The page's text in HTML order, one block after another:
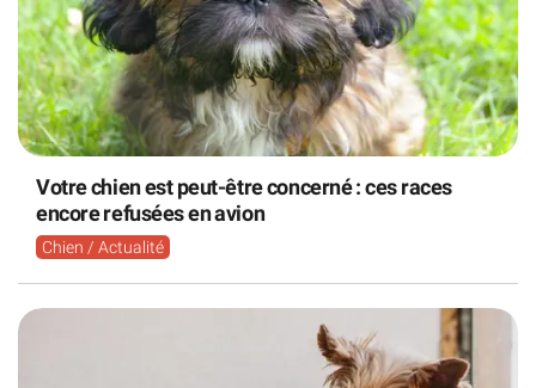
Votre chien est peut-être concerné : ces races
encore refusées en avion
Chien / Actualité